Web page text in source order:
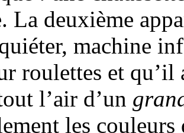
La deuxième
machine
roulettes et qu’il
l’air d’un
les